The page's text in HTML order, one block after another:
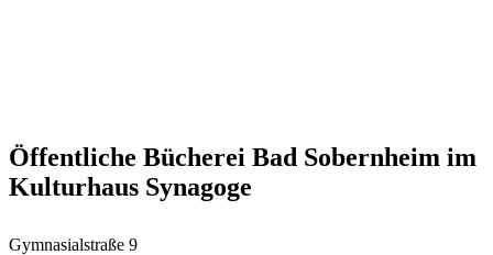
Öffentliche Bücherei Bad Sobernheim im
Kulturhaus Synagoge
Gymnasialstraße 9